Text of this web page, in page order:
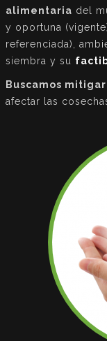
alimentaria del
y oportuna
referenciada),
siembra y su
Buscamos
afectar las